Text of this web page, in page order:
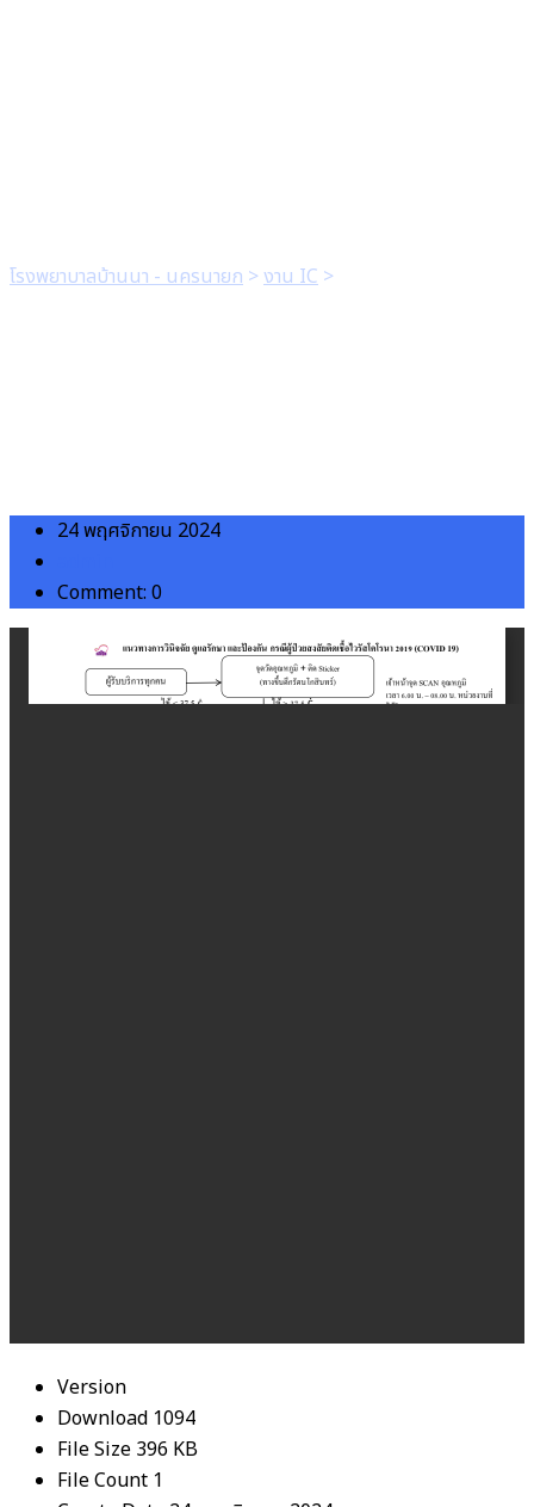
โรงพยาบาลบ้านนา - นครนายก > งาน IC >
24 พฤศจิกายน 2024
Comment: 0
Version
Download 1094
File Size 396 KB
File Count 1